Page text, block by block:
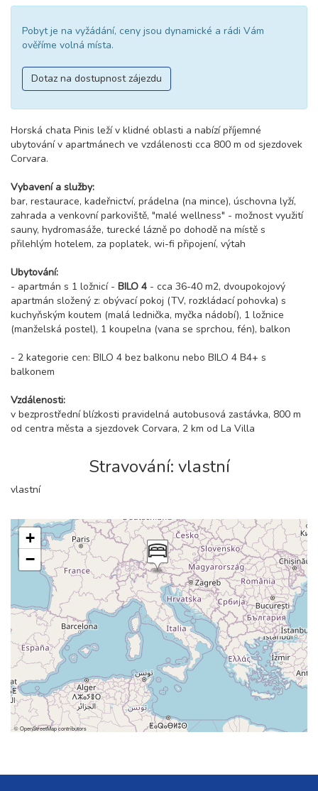
Pobyt je na vyžádání, ceny jsou dynamické a rádi Vám
ověříme volná místa.
Dotaz na dostupnost zájezdu
Horská chata Pinis leží v klidné oblasti a nabízí příjemné
ubytování v apartmánech ve vzdálenosti cca 800 m od sjezdovek
Corvara.
Vybavení a služby:
bar, restaurace, kadeřnictví, prádelna (na mince), úschovna lyží,
zahrada a venkovní parkoviště, "malé wellness" - možnost využití
sauny, hydromasáže, turecké lázně po dohodě na místě s
přilehlým hotelem, za poplatek, wi-fi připojení, výtah
Ubytování:
- apartmán s 1 ložnicí - BILO 4 - cca 36-40 m2, dvoupokojový
apartmán složený z: obývací pokoj (TV, rozkládací pohovka) s
kuchyňským koutem (malá lednička, myčka nádobí), 1 ložnice
(manželská postel), 1 koupelna (vana se sprchou, fén), balkon
- 2 kategorie cen: BILO 4 bez balkonu nebo BILO 4 B4+ s
balkonem
Vzdálenosti:
v bezprostřední blízkosti pravidelná autobusová zastávka, 800 m
od centra města a sjezdovek Corvara, 2 km od La Villa
Stravování: vlastní
vlastní
+
−
©OpenStreetMapcontributors